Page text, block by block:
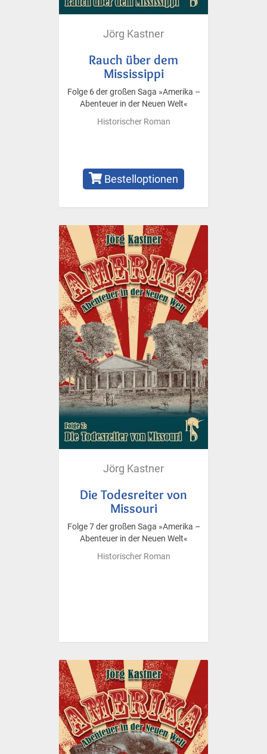
Jörg Kastner
Rauch über dem
Mississippi
Folge 6 der großen Saga »Amerika –
Abenteuer in der Neuen Welt«
Historischer Roman
Bestelloptionen
Jörg Kastner
Die Todesreiter von
Missouri
Folge 7 der großen Saga »Amerika –
Abenteuer in der Neuen Welt«
Historischer Roman